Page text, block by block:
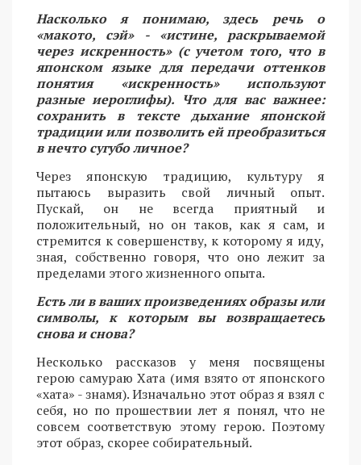
Насколько я понимаю, здесь речь о
«макото, сэй» - «истине, раскрываемой
через искренность» (с учетом того, что в
японском языке для передачи оттенков
понятия «искренность» используют
разные иероглифы). Что для вас важнее:
сохранить в тексте дыхание японской
традиции или позволить ей преобразиться
в нечто сугубо личное?
Через японскую традицию, культуру я
пытаюсь выразить свой личный опыт.
Пускай, он не всегда приятный и
положительный, но он таков, как я сам, и
стремится к совершенству, к которому я иду,
зная, собственно говоря, что оно лежит за
пределами этого жизненного опыта.
Есть ли в ваших произведениях образы или
символы, к которым вы возвращаетесь
снова и снова?
Несколько рассказов у меня посвящены
герою самураю Хата (имя взято от японского
«хата» - знамя). Изначально этот образ я взял с
себя, но по прошествии лет я понял, что не
совсем соответствую этому герою. Поэтому
этот образ, скорее собирательный.